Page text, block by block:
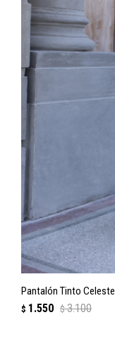
Pantalón Tinto Celeste
$ 1.550 $ 3.100